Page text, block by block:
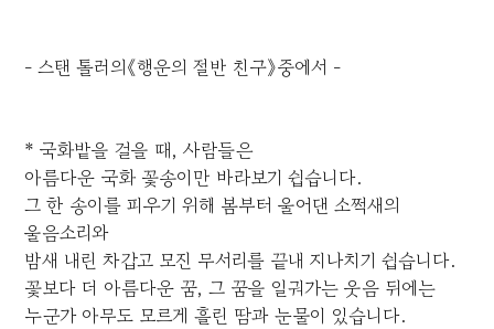
- 스탠 톨러의《행운의 절반 친구》중에서 -
* 국화밭을 걸을 때, 사람들은
아름다운 국화 꽃송이만 바라보기 쉽습니다.
그 한 송이를 피우기 위해 봄부터 울어댄 소쩍새의
울음소리와
밤새 내린 차갑고 모진 무서리를 끝내 지나치기 쉽습니다.
꽃보다 더 아름다운 꿈, 그 꿈을 일궈가는 웃음 뒤에는
누군가 아무도 모르게 흘린 땀과 눈물이 있습니다.